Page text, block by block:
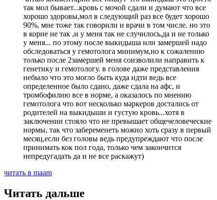
так мол бывает...кровь с мочой сдали и думают что все
хорошо здоровы,мол в следующий раз все будет хорошо
90%, мне тоже так говорили и врачи в том числе. но это
в корне не так ,и у меня так не случилось,да и не только
у меня... по этому после выкидыша или замершей надо
обследоваться у гемотолога минимум,но к сожалению
только после 2замершей меня соизволили направить к
генетику и гемотологу. в голове даже представления
небыло что это могло быть куда идти ведь все
определенное было сдано, даже сдала на афс, и
тромбофилию все в норме, а оказалось по мнению
гемотолога что вот несколько маркеров достались от
родителей на выкидыши и густую кровь...хотя в
заключении стояло что не превышает общечеловеческие
нормы, так что забеременеть можно хоть сразу в первый
месяц,если без головы ведь предупреждают что после
принимать кок пол года, только чем закончится
непредугадать да и не все раскажут)
читать в maam
Читать дальше